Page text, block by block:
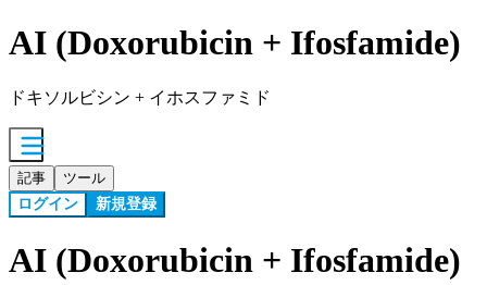
AI (Doxorubicin + Ifosfamide)
ドキソルビシン + イホスファミド
記事 ツール
ログイン 新規登録
AI (Doxorubicin + Ifosfamide)